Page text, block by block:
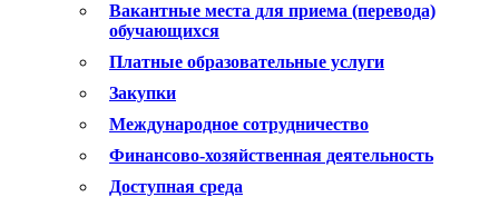
Вакантные места для приема (перевода)
обучающихся
Платные образовательные услуги
Закупки
Международное сотрудничество
Финансово-хозяйственная деятельность
Доступная среда